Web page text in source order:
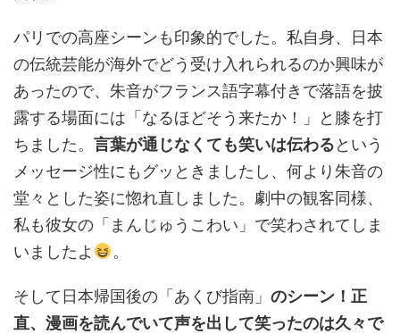
パリでの高座シーンも印象的でした。私自身、日本
の伝統芸能が海外でどう受け入れられるのか興味が
あったので、朱音がフランス語字幕付きで落語を披
露する場面には「なるほどそう来たか！」と膝を打
ちました。 言葉が通じなくても笑いは伝わるという
メッセージ性にもグッときましたし、何より朱音の
堂々とした姿に惚れ直しました。劇中の観客同様、
私も彼女の「まんじゅうこわい」で笑わされてしま
いましたよ
。
そして日本帰国後の「あくび指南」 のシーン！正
直、漫画を読んでいて声を出して笑ったのは久々で